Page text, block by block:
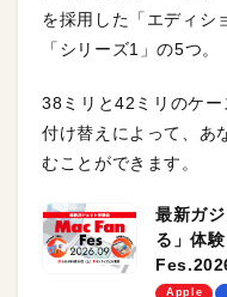
を採用した「エディシ
「シリーズ1」の5つ。
38ミリと42ミリのケ
付け替えによって、あ
むことができます。
最新ガ
る」体
します！
Apple